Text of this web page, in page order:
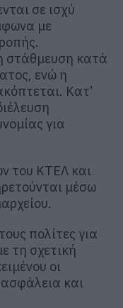
σε ισχύ
με
στάθμευση κατά
ενώ η
Κατ’
για
του ΚΤΕΛ και
μέσω
πολίτες για
τη σχετική
οι
και